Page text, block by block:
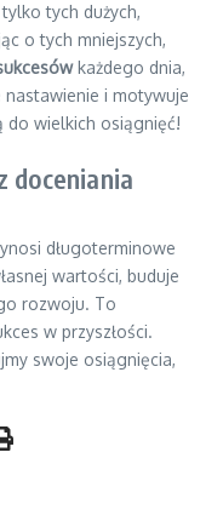
tych dużych,
o tych mniejszych,
każdego dnia,
nastawienie i motywuje
do wielkich osiągnięć!
doceniania
długoterminowe
wartości, buduje
rozwoju. To
w przyszłości.
swoje osiągnięcia,